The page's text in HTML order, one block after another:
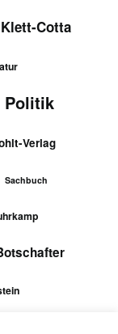
Klett-Cotta
Politik
Verlag
Sachbuch